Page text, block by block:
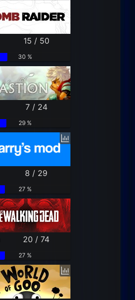
15 / 50
30 %
7 / 24
29 %
8 / 29
27 %
20 / 74
27 %